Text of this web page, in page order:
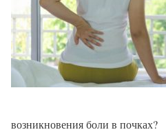
возникновения боли в почках?